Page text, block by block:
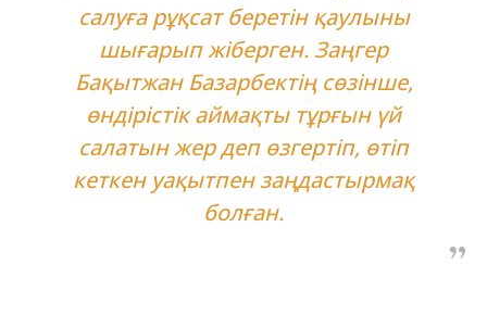
салуға рұқсат беретін қаулыны
шығарып жіберген. Заңгер
Бақытжан Базарбектің сөзінше,
өндірістік аймақты тұрғын үй
салатын жер деп өзгертіп, өтіп
кеткен уақытпен заңдастырмақ
болған.